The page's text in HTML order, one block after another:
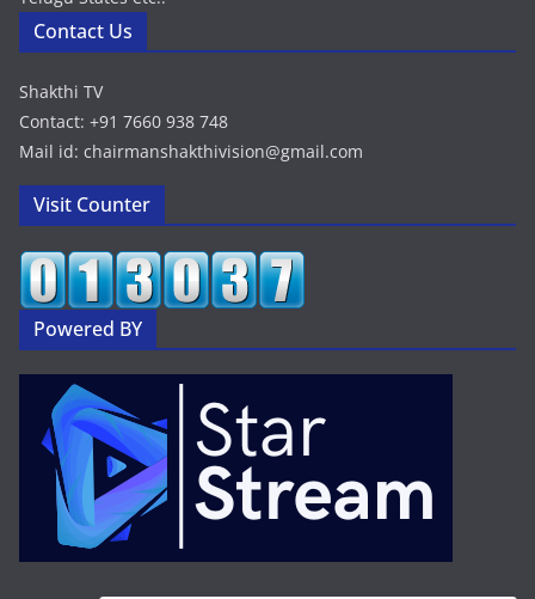
Contact Us
Shakthi TV
Contact: +91 7660 938 748
Mail id: chairmanshakthivision@gmail.com
Visit Counter
Powered BY